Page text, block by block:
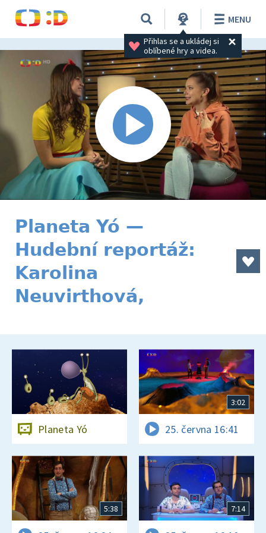
Přihlas se a ukládej si
oblíbené hry a videa.
MENU
Planeta Yó —
Hudební reportáž:
Karolina
Neuvirthová,
Planeta Yó
3:02
25. června 16:41
5:38 7:14